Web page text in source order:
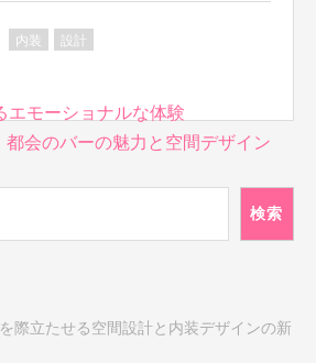
内装 設計
エモーショナルな体験
都会のバーの魅力と空間デザイン
検索
際立たせる空間設計と内装デザインの新